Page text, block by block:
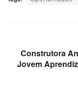
Construtora
Jovem